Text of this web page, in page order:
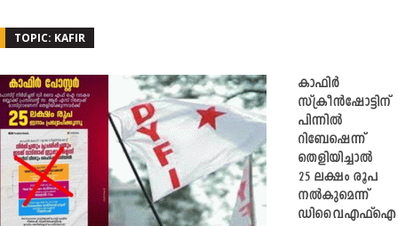
TOPIC: KAFIR
കാഫിർ
സ്ക്രീൻഷോട്ടിന്
പിന്നിൽ
റിബേഷെന്ന്
തെളിയിച്ചാൽ
25 ലക്ഷം രൂപ
നൽകുമെന്ന്
ഡിവൈഎഫ്ഐ